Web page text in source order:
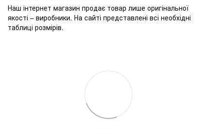
Наш інтернет магазин продає товар лише оригінальної
якості – виробники. На сайті представлені всі необхідні
таблиці розмірів.